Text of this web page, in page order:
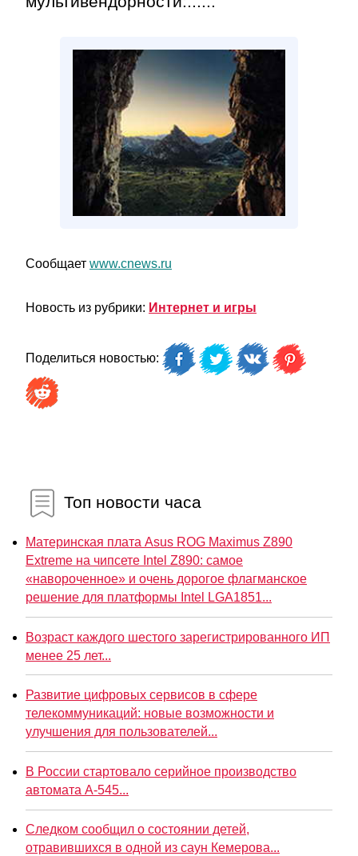
Сообщает www.cnews.ru
Новость из рубрики: Интернет и игры
Поделиться новостью:
Топ новости часа
Материнская плата Asus ROG Maximus Z890
Extreme на чипсете Intel Z890: самое
«навороченное» и очень дорогое флагманское
решение для платформы Intel LGA1851...
Возраст каждого шестого зарегистрированного ИП
менее 25 лет...
Развитие цифровых сервисов в сфере
телекоммуникаций: новые возможности и
улучшения для пользователей...
В России стартовало серийное производство
автомата А-545...
Следком сообщил о состоянии детей,
отравившихся в одной из саун Кемерова...